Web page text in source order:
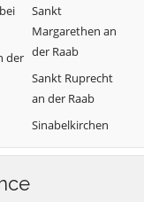
der
Sankt
Margarethen an
der Raab
Sankt Ruprecht
an der Raab
Sinabelkirchen
Strallegg